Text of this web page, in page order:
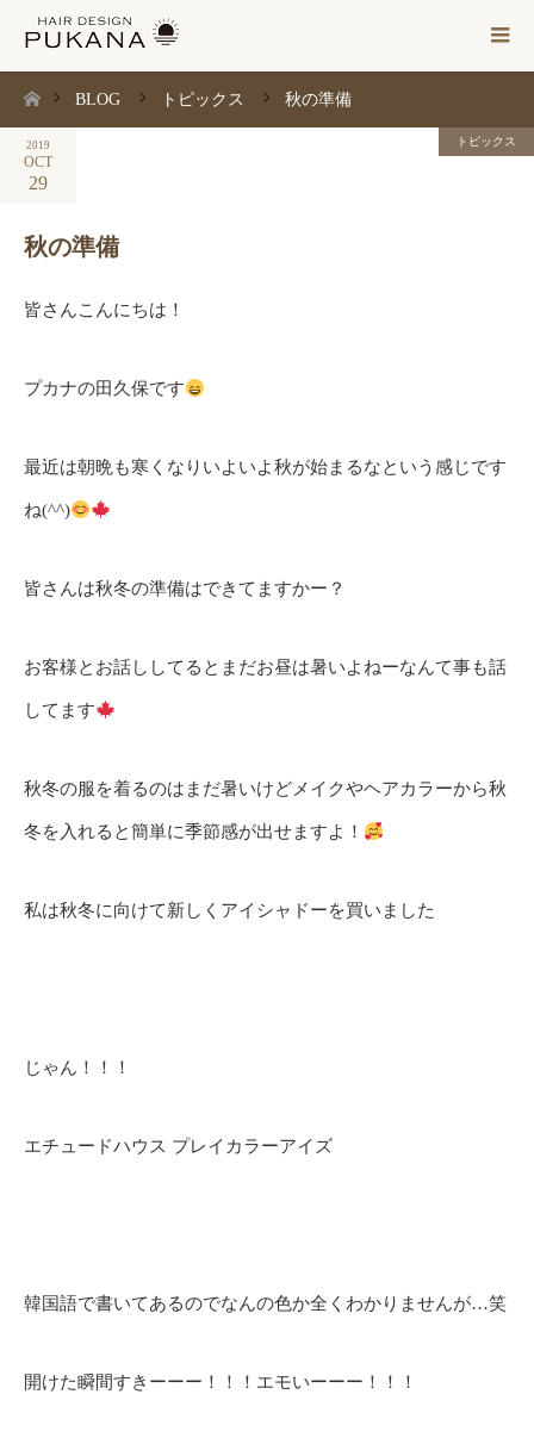
BLOG トピックス 秋の準備
2019
OCT
29
トピックス
秋の準備
皆さんこんにちは！
プカナの田久保です
最近は朝晩も寒くなりいよいよ秋が始まるなという感じです
ね(^^)
皆さんは秋冬の準備はできてますかー？
お客様とお話ししてるとまだお昼は暑いよねーなんて事も話
してます
秋冬の服を着るのはまだ暑いけどメイクやヘアカラーから秋
冬を入れると簡単に季節感が出せますよ！
私は秋冬に向けて新しくアイシャドーを買いました
じゃん！！！
エチュードハウス プレイカラーアイズ
韓国語で書いてあるのでなんの色か全くわかりませんが…笑
開けた瞬間すきーーー！！！エモいーーー！！！